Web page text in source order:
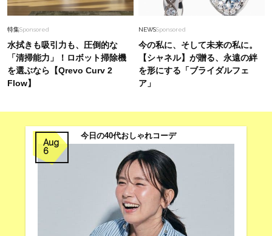
【7０万円代で叶う】ロレックスの兄弟ブランド
「チューダー」からダイヤベゼルモデルが登場
特集Sponsored
水拭きも吸引力も、圧倒的な
「清掃能力」！ロボット掃除機
を選ぶなら【Qrevo Curv 2
Flow】
NEWSSponsored
今の私に、そして未来の私に。
【シャネル】が贈る、永遠の絆
を形にする「ブライダルフェ
ア」
Aug
6
今日の40代おしゃれコーデ